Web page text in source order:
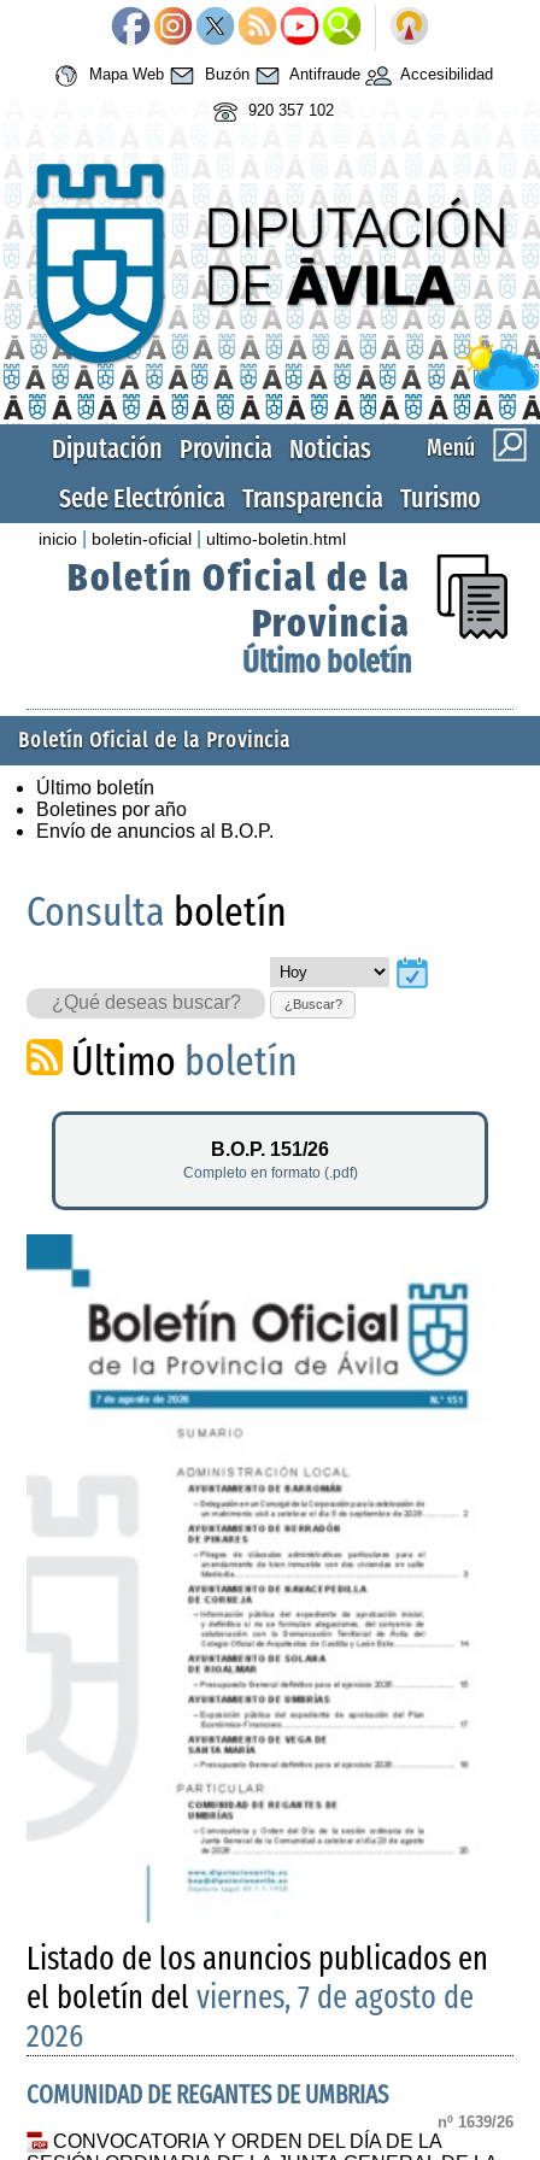
Mapa Web Buzón Antifraude
Accesibilidad
920 357 102
Menú
Diputación Provincia Noticias
Sede Electrónica Transparencia Turismo
inicio boletin-oficial |ultimo-boletin.html
Boletín Oficial de la
Provincia
Último boletín
Boletín Oficial de la Provincia
Último boletín
Boletines por año
Envío de anuncios al B.O.P.
Consulta boletín
¿Buscar?
Último boletín
B.O.P. 151/26
Completo en formato (.pdf)
Listado de los anuncios publicados en
el boletín delviernes, 7 de agosto de
2026
COMUNIDAD DE REGANTES DE UMBRIAS
nº 1639/26
CONVOCATORIA Y ORDEN DEL DÍA DE LA